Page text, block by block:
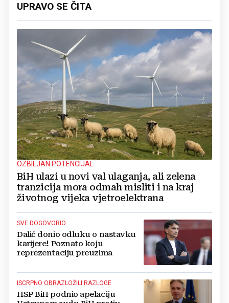
UPRAVO SE ČITA
OZBILJAN POTENCIJAL
BiH ulazi u novi val ulaganja, ali zelena
tranzicija mora odmah misliti i na kraj
životnog vijeka vjetroelektrana
SVE DOGOVORIO
Dalić donio odluku o nastavku
karijere! Poznato koju
reprezentaciju preuzima
ISCRPNO OBRAZLOŽILI RAZLOGE
HSP BiH podnio apelaciju